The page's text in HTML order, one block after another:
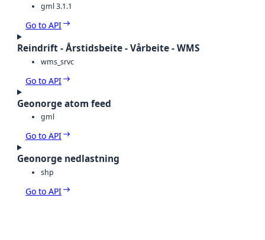
gml 3.1.1
Go to API
Reindrift - Årstidsbeite - Vårbeite - WMS
wms_srvc
Go to API
Geonorge atom feed
gml
Go to API
Geonorge nedlastning
shp
Go to API